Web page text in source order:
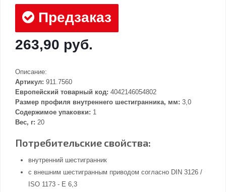
Предзаказ
263,90 руб.
Описание:
Артикул: 911.7560
Европейский товарный код: 4042146054802
Размер профиля внутреннего шестигранника, мм: 3,0
Содержимое упаковки: 1
Вес, г: 20
Потребительские свойства:
внутренний шестигранник
с внешним шестигранным приводом согласно DIN 3126 /
ISO 1173 - E 6,3